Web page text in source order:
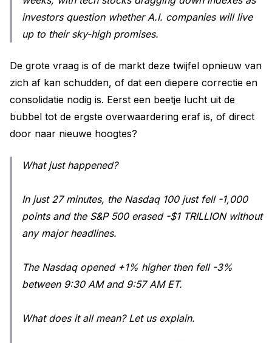
investors question whether A.I. companies will live
up to their sky-high promises.
De grote vraag is of de markt deze twijfel opnieuw van
zich af kan schudden, of dat een diepere correctie en
consolidatie nodig is. Eerst een beetje lucht uit de
bubbel tot de ergste overwaardering eraf is, of direct
door naar nieuwe hoogtes?
What just happened?
In just 27 minutes, the Nasdaq 100 just fell -1,000
points and the S&P 500 erased -$1 TRILLION without
any major headlines.
The Nasdaq opened +1% higher then fell -3%
between 9:30 AM and 9:57 AM ET.
What does it all mean? Let us explain.